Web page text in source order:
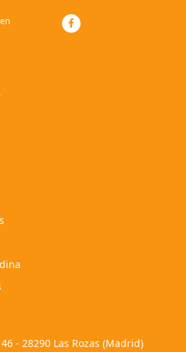
- 28290 Las Rozas (Madrid)